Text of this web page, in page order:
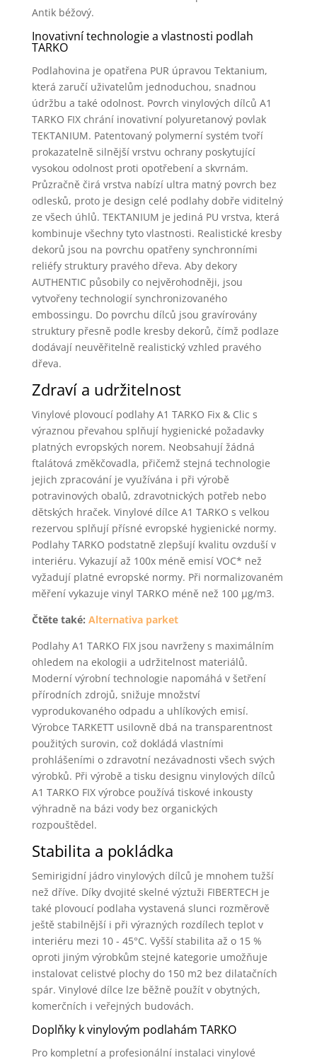
Antik béžový.
Inovativní technologie a vlastnosti podlah
TARKO
Podlahovina je opatřena PUR úpravou Tektanium,
která zaručí uživatelům jednoduchou, snadnou
údržbu a také odolnost. Povrch vinylových dílců A1
TARKO FIX chrání inovativní polyuretanový povlak
TEKTANIUM. Patentovaný polymerní systém tvoří
prokazatelně silnější vrstvu ochrany poskytující
vysokou odolnost proti opotřebení a skvrnám.
Průzračně čirá vrstva nabízí ultra matný povrch bez
odlesků, proto je design celé podlahy dobře viditelný
ze všech úhlů. TEKTANIUM je jediná PU vrstva, která
kombinuje všechny tyto vlastnosti. Realistické kresby
dekorů jsou na povrchu opatřeny synchronními
reliéfy struktury pravého dřeva. Aby dekory
AUTHENTIC působily co nejvěrohodněji, jsou
vytvořeny technologií synchronizovaného
embossingu. Do povrchu dílců jsou gravírovány
struktury přesně podle kresby dekorů, čímž podlaze
dodávají neuvěřitelně realistický vzhled pravého
dřeva.
Zdraví a udržitelnost
Vinylové plovoucí podlahy A1 TARKO Fix & Clic s
výraznou převahou splňují hygienické požadavky
platných evropských norem. Neobsahují žádná
ftalátová změkčovadla, přičemž stejná technologie
jejich zpracování je využívána i při výrobě
potravinových obalů, zdravotnických potřeb nebo
dětských hraček. Vinylové dílce A1 TARKO s velkou
rezervou splňují přísné evropské hygienické normy.
Podlahy TARKO podstatně zlepšují kvalitu ovzduší v
interiéru. Vykazují až 100x méně emisí VOC* než
vyžadují platné evropské normy. Při normalizovaném
měření vykazuje vinyl TARKO méně než 100 µg/m3.
Čtěte také: Alternativa parket
Podlahy A1 TARKO FIX jsou navrženy s maximálním
ohledem na ekologii a udržitelnost materiálů.
Moderní výrobní technologie napomáhá v šetření
přírodních zdrojů, snižuje množství
vyprodukovaného odpadu a uhlíkových emisí.
Výrobce TARKETT usilovně dbá na transparentnost
použitých surovin, což dokládá vlastními
prohlášeními o zdravotní nezávadnosti všech svých
výrobků. Při výrobě a tisku designu vinylových dílců
A1 TARKO FIX výrobce používá tiskové inkousty
výhradně na bázi vody bez organických
rozpouštědel.
Stabilita a pokládka
Semirigidní jádro vinylových dílců je mnohem tužší
než dříve. Díky dvojité skelné výztuži FIBERTECH je
také plovoucí podlaha vystavená slunci rozměrově
ještě stabilnější i při výrazných rozdílech teplot v
interiéru mezi 10 - 45°C. Vyšší stabilita až o 15 %
oproti jiným výrobkům stejné kategorie umožňuje
instalovat celistvé plochy do 150 m2 bez dilatačních
spár. Vinylové dílce lze běžně použít v obytných,
komerčních i veřejných budovách.
Doplňky k vinylovým podlahám TARKO
Pro kompletní a profesionální instalaci vinylové